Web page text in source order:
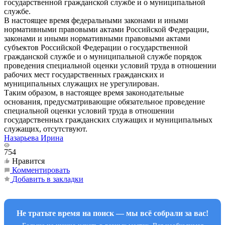
государственной гражданской службе и о муниципальной
службе.
В настоящее время федеральными законами и иными
нормативными правовыми актами Российской Федерации,
законами и иными нормативными правовыми актами
субъектов Российской Федерации о государственной
гражданской службе и о муниципальной службе порядок
проведения специальной оценки условий труда в отношении
рабочих мест государственных гражданских и
муниципальных служащих не урегулирован.
Таким образом, в настоящее время законодательные
основания, предусматривающие обязательное проведение
специальной оценки условий труда в отношении
государственных гражданских служащих и муниципальных
служащих, отсутствуют.
Назарьева Ирина
754
Нравится
Комментировать
Добавить в закладки
Не тратьте время на поиск — мы всё собрали за вас!